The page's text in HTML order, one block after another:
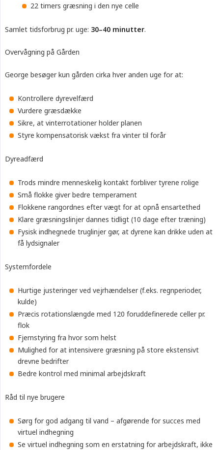
22 timers græsning i den nye celle
Samlet tidsforbrug pr. uge: 30–40 minutter.
Overvågning på Gården
George besøger kun gården cirka hver anden uge for at:
Kontrollere dyrevelfærd
Vurdere græsdække
Sikre, at vinterrotationer holder planen
Styre kompensatorisk vækst fra vinter til forår
Dyreadfærd
Trods mindre menneskelig kontakt forbliver tyrene rolige
Små flokke giver bedre temperament
Flokkene rangordnes efter vægt for at opnå ensartethed
Klare græsningslinjer dannes tidligt (10 dage efter træning)
Fysisk indhegnede truglinjer gør, at dyrene kan drikke uden at
få lydsignaler
Systemfordele
Hurtige justeringer ved vejrhændelser (f.eks. regnperioder,
kulde)
Præcis rotationslængde med 120 foruddefinerede celler pr.
flok
Fjernstyring fra hvor som helst
Mulighed for at intensivere græsning på store ekstensivt
drevne bedrifter
Bedre kontrol med minimal arbejdskraft
Råd til nye brugere
Sørg for god adgang til vand – afgørende for succes med
virtuel indhegning
Se virtuel indhegning som en erstatning for arbejdskraft, ikke